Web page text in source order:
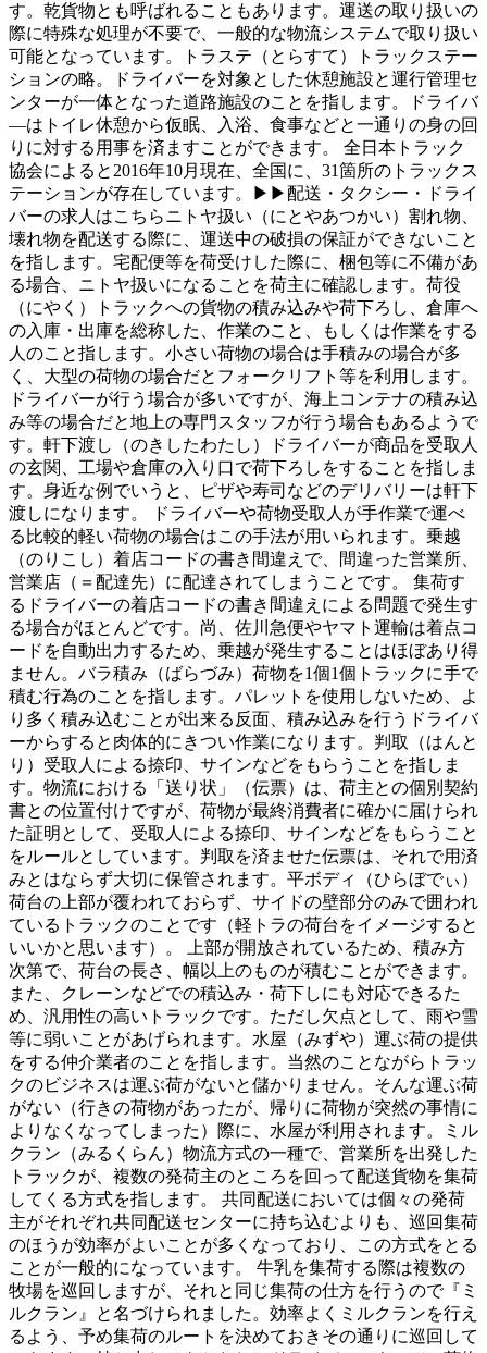
す。乾貨物とも呼ばれることもあります。運送の取り扱いの
際に特殊な処理が不要で、一般的な物流システムで取り扱い
可能となっています。トラステ（とらすて）トラックステー
ションの略。ドライバーを対象とした休憩施設と運行管理セ
ンターが一体となった道路施設のことを指します。ドライバ
―はトイレ休憩から仮眠、入浴、食事などと一通りの身の回
りに対する用事を済ますことができます。 全日本トラック
協会によると2016年10月現在、全国に、31箇所のトラックス
テーションが存在しています。▶▶配送・タクシー・ドライ
バーの求人はこちらニトヤ扱い（にとやあつかい）割れ物、
壊れ物を配送する際に、運送中の破損の保証ができないこと
を指します。宅配便等を荷受けした際に、梱包等に不備があ
る場合、ニトヤ扱いになることを荷主に確認します。荷役
（にやく）トラックへの貨物の積み込みや荷下ろし、倉庫へ
の入庫・出庫を総称した、作業のこと、もしくは作業をする
人のこと指します。小さい荷物の場合は手積みの場合が多
く、大型の荷物の場合だとフォークリフト等を利用します。
ドライバーが行う場合が多いですが、海上コンテナの積み込
み等の場合だと地上の専門スタッフが行う場合もあるようで
す。軒下渡し（のきしたわたし）ドライバーが商品を受取人
の玄関、工場や倉庫の入り口で荷下ろしをすることを指しま
す。身近な例でいうと、ピザや寿司などのデリバリーは軒下
渡しになります。 ドライバーや荷物受取人が手作業で運べ
る比較的軽い荷物の場合はこの手法が用いられます。乗越
（のりこし）着店コードの書き間違えで、間違った営業所、
営業店（＝配達先）に配達されてしまうことです。 集荷す
るドライバーの着店コードの書き間違えによる問題で発生す
る場合がほとんどです。尚、佐川急便やヤマト運輸は着点コ
ードを自動出力するため、乗越が発生することはほぼあり得
ません。バラ積み（ばらづみ）荷物を1個1個トラックに手で
積む行為のことを指します。パレットを使用しないため、よ
り多く積み込むことが出来る反面、積み込みを行うドライバ
ーからすると肉体的にきつい作業になります。判取（はんと
り）受取人による捺印、サインなどをもらうことを指しま
す。物流における「送り状」（伝票）は、荷主との個別契約
書との位置付けですが、荷物が最終消費者に確かに届けられ
た証明として、受取人による捺印、サインなどをもらうこと
をルールとしています。判取を済ませた伝票は、それで用済
みとはならず大切に保管されます。平ボディ（ひらぼでぃ）
荷台の上部が覆われておらず、サイドの壁部分のみで囲われ
ているトラックのことです（軽トラの荷台をイメージすると
いいかと思います）。 上部が開放されているため、積み方
次第で、荷台の長さ、幅以上のものが積むことができます。
また、クレーンなどでの積込み・荷下しにも対応できるた
め、汎用性の高いトラックです。ただし欠点として、雨や雪
等に弱いことがあげられます。水屋（みずや）運ぶ荷の提供
をする仲介業者のことを指します。当然のことながらトラッ
クのビジネスは運ぶ荷がないと儲かりません。そんな運ぶ荷
がない（行きの荷物があったが、帰りに荷物が突然の事情に
よりなくなってしまった）際に、水屋が利用されます。ミル
クラン（みるくらん）物流方式の一種で、営業所を出発した
トラックが、複数の発荷主のところを回って配送貨物を集荷
してくる方式を指します。 共同配送においては個々の発荷
主がそれぞれ共同配送センターに持ち込むよりも、巡回集荷
のほうが効率がよいことが多くなっており、この方式をとる
ことが一般的になっています。 牛乳を集荷する際は複数の
牧場を巡回しますが、それと同じ集荷の仕方を行うので『ミ
ルクラン』と名づけられました。効率よくミルクランを行え
るよう、予め集荷のルートを決めておきその通りに巡回して